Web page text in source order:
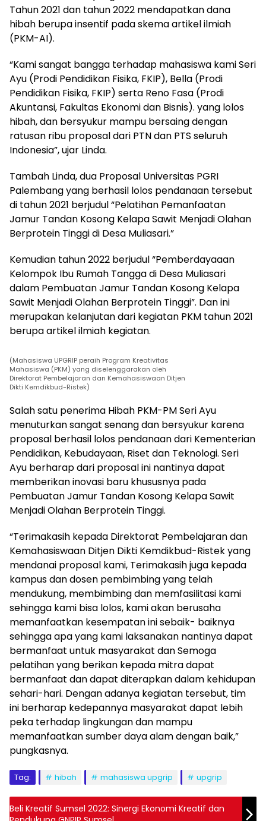
Tahun 2021 dan tahun 2022 mendapatkan dana
hibah berupa insentif pada skema artikel ilmiah
(PKM-AI).
“Kami sangat bangga terhadap mahasiswa kami Seri
Ayu (Prodi Pendidikan Fisika, FKIP), Bella (Prodi
Pendidikan Fisika, FKIP) serta Reno Fasa (Prodi
Akuntansi, Fakultas Ekonomi dan Bisnis). yang lolos
hibah, dan bersyukur mampu bersaing dengan
ratusan ribu proposal dari PTN dan PTS seluruh
Indonesia”, ujar Linda.
Tambah Linda, dua Proposal Universitas PGRI
Palembang yang berhasil lolos pendanaan tersebut
di tahun 2021 berjudul “Pelatihan Pemanfaatan
Jamur Tandan Kosong Kelapa Sawit Menjadi Olahan
Berprotein Tinggi di Desa Muliasari.”
Kemudian tahun 2022 berjudul “Pemberdayaaan
Kelompok Ibu Rumah Tangga di Desa Muliasari
dalam Pembuatan Jamur Tandan Kosong Kelapa
Sawit Menjadi Olahan Berprotein Tinggi”. Dan ini
merupakan kelanjutan dari kegiatan PKM tahun 2021
berupa artikel ilmiah kegiatan.
(Mahasiswa UPGRIP peraih Program Kreativitas
Mahasiswa (PKM) yang diselenggarakan oleh
Direktorat Pembelajaran dan Kemahasiswaan Ditjen
Dikti Kemdikbud-Ristek)
Salah satu penerima Hibah PKM-PM Seri Ayu
menuturkan sangat senang dan bersyukur karena
proposal berhasil lolos pendanaan dari Kementerian
Pendidikan, Kebudayaan, Riset dan Teknologi. Seri
Ayu berharap dari proposal ini nantinya dapat
memberikan inovasi baru khususnya pada
Pembuatan Jamur Tandan Kosong Kelapa Sawit
Menjadi Olahan Berprotein Tinggi.
“Terimakasih kepada Direktorat Pembelajaran dan
Kemahasiswaan Ditjen Dikti Kemdikbud-Ristek yang
mendanai proposal kami, Terimakasih juga kepada
kampus dan dosen pembimbing yang telah
mendukung, membimbing dan memfasilitasi kami
sehingga kami bisa lolos, kami akan berusaha
memanfaatkan kesempatan ini sebaik- baiknya
sehingga apa yang kami laksanakan nantinya dapat
bermanfaat untuk masyarakat dan Semoga
pelatihan yang berikan kepada mitra dapat
bermanfaat dan dapat diterapkan dalam kehidupan
sehari-hari. Dengan adanya kegiatan tersebut, tim
ini berharap kedepannya masyarakat dapat lebih
peka terhadap lingkungan dan mampu
memanfaatkan sumber daya alam dengan baik,”
pungkasnya.
Tag: hibah mahasiswa upgrip upgrip
Beli Kreatif Sumsel 2022: Sinergi Ekonomi Kreatif dan